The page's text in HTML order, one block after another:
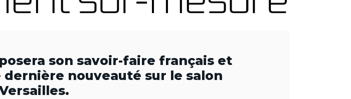
son savoir-faire français et
nouveauté sur le salon